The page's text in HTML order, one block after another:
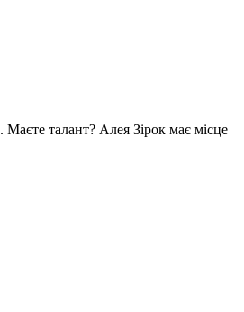
. Маєте талант? Алея Зірок має місце